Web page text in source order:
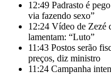
12:49 Padrasto é
via fazendo sexo”
12:24 Vídeo de Zezé
lamentam: “Luto”
11:43 Postos serão
preços, diz ministro
11:24 Campanha